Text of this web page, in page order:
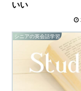
いい
シニアの英会話学習